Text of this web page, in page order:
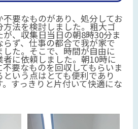
要なものがあり、処分してお
方法を検討しました。粗大ゴ
、収集日当日の朝8時30分ま
ず、仕事の都合で我が家で
た。そこで、時間が自由に
に依頼しました。朝10時に
要なものを回収してもらいま
いう点はとても便利であり
すっきりと片付いて快適にな